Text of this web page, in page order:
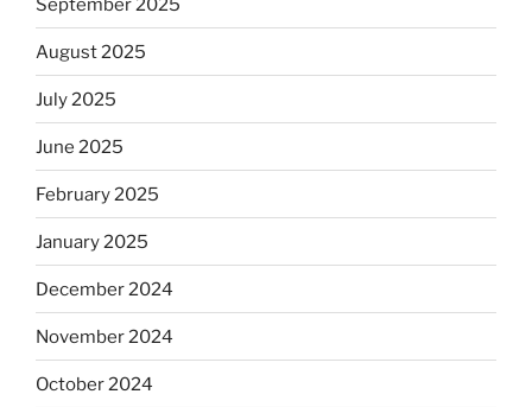
September 2025
August 2025
July 2025
June 2025
February 2025
January 2025
December 2024
November 2024
October 2024